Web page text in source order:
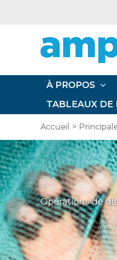
À PROPOS
TABLEAUX DE
Accueil
Opérations de